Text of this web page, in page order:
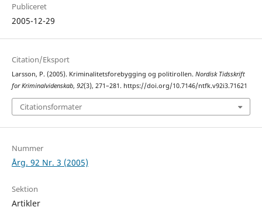
Publiceret
2005-12-29
Citation/Eksport
Larsson, P. (2005). Kriminalitetsforebygging og politirollen. Nordisk Tidsskrift
for Kriminalvidenskab, 92(3), 271–281. https://doi.org/10.7146/ntfk.v92i3.71621
Citationsformater
Nummer
Årg. 92 Nr. 3 (2005)
Sektion
Artikler